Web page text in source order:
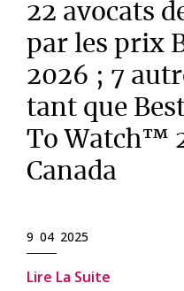
22 avocats
par les prix
2026 ; 7
tant que
To Watch™
Canada
9 04 2025
Lire La Suite